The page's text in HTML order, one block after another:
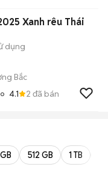
Xanh rêu Thái
dụng
Bắc
4.1 2 đã bán
512 GB 1 TB